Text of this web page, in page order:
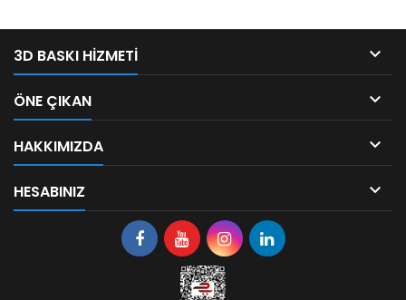
3D BASKI HIZMETI 
ÖNE ÇIKAN 
HAKKIMIZDA 
HESABINIZ 